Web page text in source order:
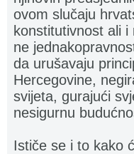
ovom slučaju
konstitutivnost ali
ne
da urušavaju
Hercegovine,
svijeta, gurajući
nesigurnu
Ističe se i to kako